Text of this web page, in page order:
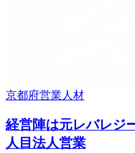
京都府営業 人材
経営陣は元レバレジ
人目法人営業